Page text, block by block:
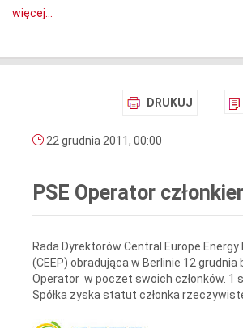
więcej...
DRUKUJ
22 grudnia 2011, 00:00
PSE Operator
Rada Dyrektorów Central Europe Energy
(CEEP) obradująca w Berlinie 12 grudnia
Operator w poczet swoich członków. 1
Spółka zyska statut członka